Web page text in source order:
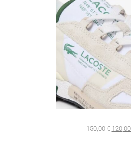
150,00€ 120,00